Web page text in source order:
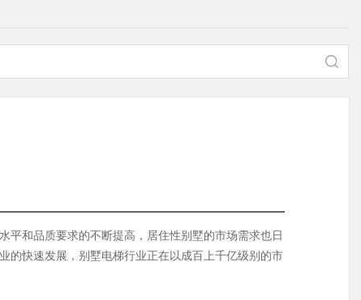
平和品质要求的不断提高，居住性别墅的市场需求也日
的快速发展，别墅电梯行业正在以成百上千亿级别的市